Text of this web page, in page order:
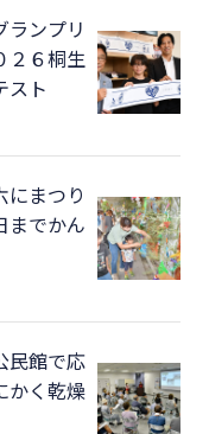
ンプリ
２６桐生
スト
まつり
でかん
民館で応
かく乾燥